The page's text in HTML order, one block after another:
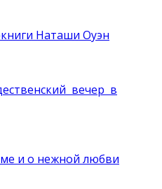
Наташи Оуэн
вечер в
и о нежной любви